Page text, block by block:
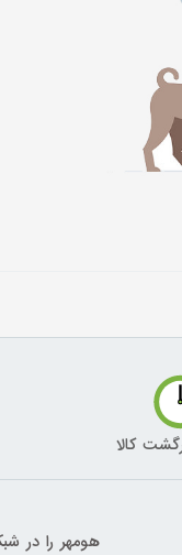
کالا
هومهر را در